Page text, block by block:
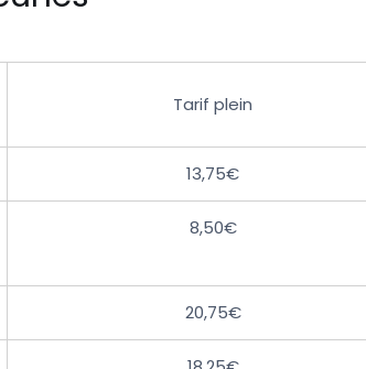
Tarif plein
13,75€
8,50€
20,75€